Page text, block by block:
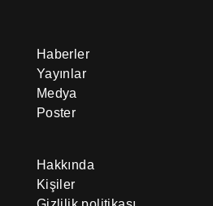
Haberler
Yayınlar
Medya
Poster
Hakkında
Kişiler